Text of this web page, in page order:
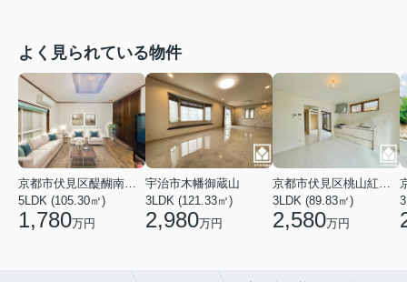
よく見られている物件
京都市伏見区醍醐南端山町
5LDK (105.30㎡)
1,780万円
宇治市木幡御蔵山
3LDK (121.33㎡)
2,980万円
京都市伏見区桃山紅雪町
3LDK (89.83㎡)
2,580万円